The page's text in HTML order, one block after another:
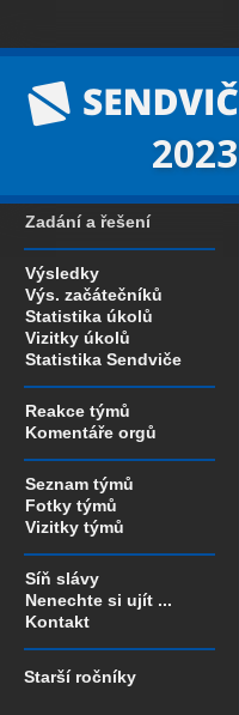
2023
Zadání a řešení
Výsledky
Výs. začátečníků
Statistika úkolů
Vizitky úkolů
Statistika Sendviče
Reakce týmů
Komentáře orgů
Seznam týmů
Fotky týmů
Vizitky týmů
Síň slávy
Nenechte si ujít ...
Kontakt
Starší ročníky